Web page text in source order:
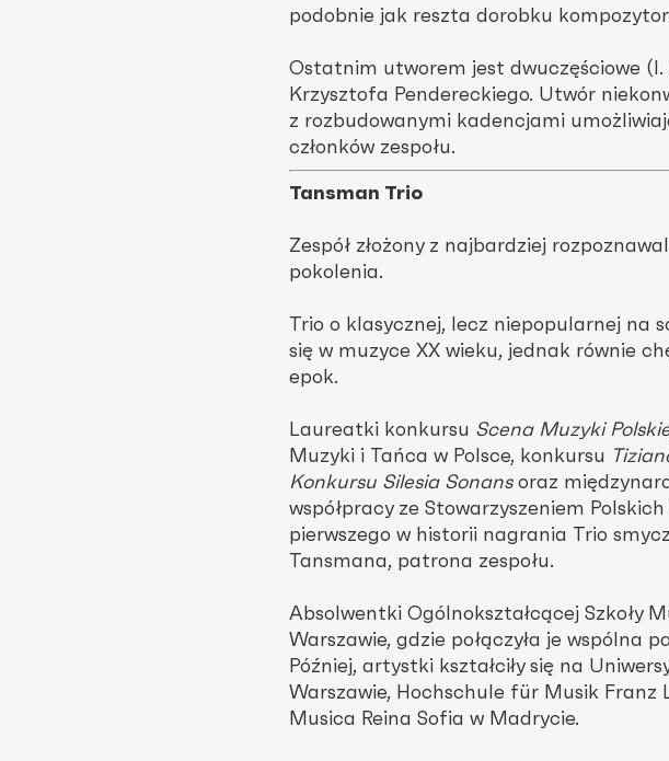
podobnie jak reszta dorobku
Ostatnim utworem jest dwuczęściowe
Krzysztofa Pendereckiego. Utwór
z rozbudowanymi kadencjami
członków zespołu.
Tansman Trio
Zespół złożony z najbardziej
pokolenia.
Trio o klasycznej, lecz niepopularnej na
się w muzyce XX wieku, jednak równie
epok.
Laureatki konkursu Scena Muzyki
Muzyki i Tańca w Polsce, konkursu
Konkursu Silesia Sonans oraz
współpracy ze Stowarzyszeniem
pierwszego w historii nagrania Trio
Tansmana, patrona zespołu.
Absolwentki Ogólnokształcącej Szkoły
Warszawie, gdzie połączyła je wspólna
Później, artystki kształciły się na
Warszawie, Hochschule für Musik Franz
Musica Reina Sofia w Madrycie.